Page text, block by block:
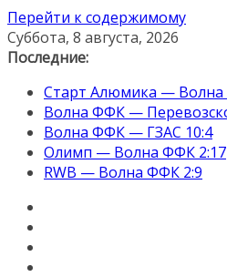
Перейти к содержимому
Суббота, 8 августа, 2026
Последние:
Старт Алюмика — Волна
Волна ФФК —
Волна ФФК — ГЗАС 10:4
Олимп — Волна ФФК 2:17
RWB — Волна ФФК 2:9